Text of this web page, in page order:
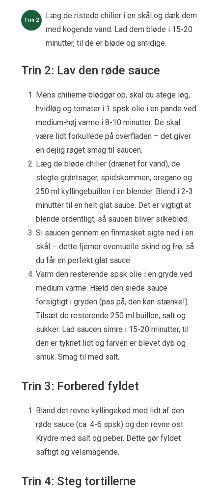
Læg de ristede chilier i en skål og dæk dem
med kogende vand. Lad dem bløde i 15-20
minutter, til de er bløde og smidige.
Trin 2: Lav den røde sauce
Mens chilierne blødgør op, skal du stege løg,
hvidløg og tomater i 1 spsk olie i en pande ved
medium-høj varme i 8-10 minutter. De skal
være lidt forkullede på overfladen – det giver
en dejlig røget smag til saucen.
Læg de bløde chilier (drænet for vand), de
stegte grøntsager, spidskommen, oregano og
250 ml kyllingebuillon i en blender. Blend i 2-3
minutter til en helt glat sauce. Det er vigtigt at
blende ordentligt, så saucen bliver silkeblød.
Si saucen gennem en finmasket sigte ned i en
skål – dette fjerner eventuelle skind og frø, så
du får en perfekt glat sauce.
Varm den resterende spsk olie i en gryde ved
medium varme. Hæld den siede sauce
forsigtigt i gryden (pas på, den kan stænke!).
Tilsæt de resterende 250 ml buillon, salt og
sukker. Lad saucen simre i 15-20 minutter, til
den er tyknet lidt og farven er blevet dyb og
smuk. Smag til med salt.
Trin 3: Forbered fyldet
Bland det revne kyllingekød med lidt af den
røde sauce (ca. 4-6 spsk) og den revne ost.
Krydre med salt og peber. Dette gør fyldet
saftigt og velsmagende.
Trin 4: Steg tortillerne